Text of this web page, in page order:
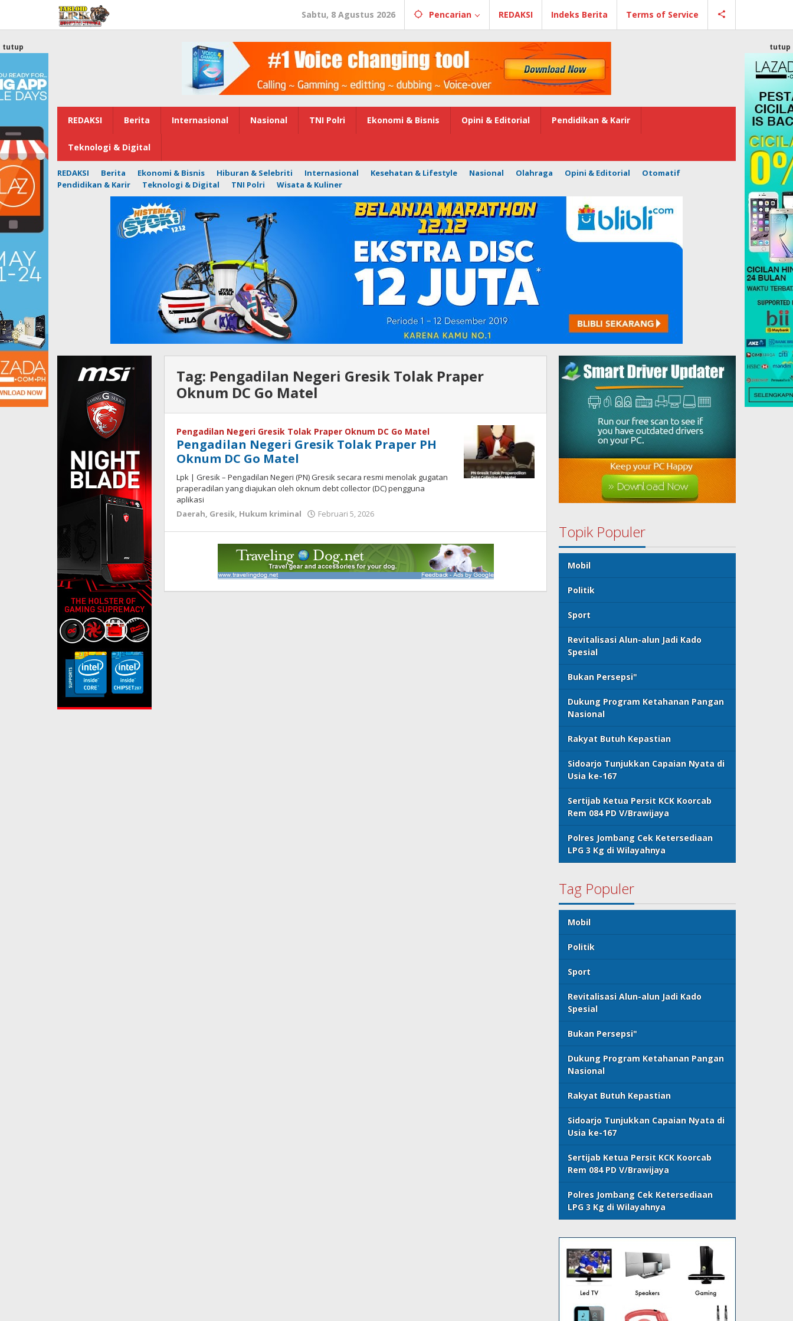
konten
Sabtu, 8 Agustus 2026 Pencarian REDAKSI Indeks Berita Terms of Service
REDAKSI Berita Internasional Nasional TNI Polri Ekonomi & Bisnis Opini & Editorial Pendidikan & Karir
Teknologi & Digital
REDAKSI Berita Ekonomi & Bisnis Hiburan & Selebriti Internasional Kesehatan & Lifestyle Nasional Olahraga Opini & Editorial
Otomatif
Pendidikan & Karir
Teknologi & Digital TNI Polri Wisata & Kuliner
tutup tutup
Tag: Pengadilan Negeri Gresik Tolak Praper
Oknum DC Go Matel
Pengadilan Negeri Gresik Tolak Praper Oknum DC Go Matel
Pengadilan Negeri Gresik Tolak Praper PH
Oknum DC Go Matel
Lpk | Gresik – Pengadilan Negeri (PN) Gresik secara resmi menolak gugatan
praperadilan yang diajukan oleh oknum debt collector (DC) pengguna
aplikasi
Daerah, Gresik, Hukum kriminal Februari 5, 2026
Topik Populer
Mobil
Politik
Sport
Revitalisasi Alun-alun Jadi Kado
Spesial
Bukan Persepsi"
Dukung Program Ketahanan Pangan
Nasional
Rakyat Butuh Kepastian
Sidoarjo Tunjukkan Capaian Nyata di
Usia ke-167
Sertijab Ketua Persit KCK Koorcab
Rem 084 PD V/Brawijaya
Polres Jombang Cek Ketersediaan
LPG 3 Kg di Wilayahnya
Tag Populer
Mobil
Politik
Sport
Revitalisasi Alun-alun Jadi Kado
Spesial
Bukan Persepsi"
Dukung Program Ketahanan Pangan
Nasional
Rakyat Butuh Kepastian
Sidoarjo Tunjukkan Capaian Nyata di
Usia ke-167
Sertijab Ketua Persit KCK Koorcab
Rem 084 PD V/Brawijaya
Polres Jombang Cek Ketersediaan
LPG 3 Kg di Wilayahnya